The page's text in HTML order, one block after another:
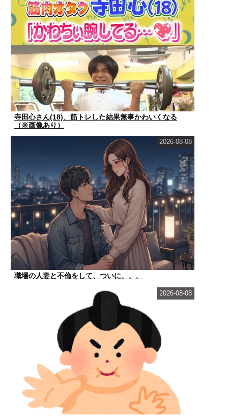
寺田心さん(18)、筋トレした結果無事かわいくなる
（※画像あり）
職場の人妻と不倫をして、ついに、、、
2026-08-08
2026-08-08